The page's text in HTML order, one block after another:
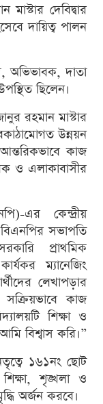
দেবিদ্বার
দায়িত্ব পালন
অভিভাবক, দাতা
ছিলেন।
রহমান মাস্টার
উন্নয়ন
আন্তরিকভাবে কাজ
ও এলাকাবাসীর
এর কেন্দ্রীয়
বিএনপির সভাপতি
প্রাথমিক
ম্যানেজিং
লেখাপড়ার
কাজ
শিক্ষা ও
বিশ্বাস করি।”
১৬১নং ছোট
শৃঙ্খলা ও
অর্জন করবে।